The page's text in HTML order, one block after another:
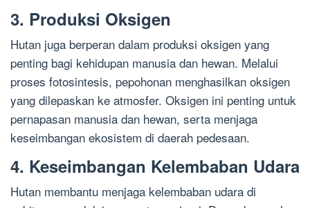
3. Produksi Oksigen
Hutan juga berperan dalam produksi oksigen yang
penting bagi kehidupan manusia dan hewan. Melalui
proses fotosintesis, pepohonan menghasilkan oksigen
yang dilepaskan ke atmosfer. Oksigen ini penting untuk
pernapasan manusia dan hewan, serta menjaga
keseimbangan ekosistem di daerah pedesaan.
4. Keseimbangan Kelembaban Udara
Hutan membantu menjaga kelembaban udara di